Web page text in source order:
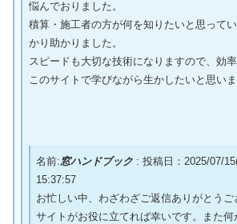
悩んでおりました。
積算・施工者の方が何を知りたいと思って
かり助かりました。
スピードも大切な技術になりますので、効
このサイトで学びながら生かしたいと思いま
名前:窓ハンドブック : 投稿日：2025/07/
15:37:57
お忙しい中、わざわざご返信ありがとうご
サイトがお役に立てれば幸いです。また何